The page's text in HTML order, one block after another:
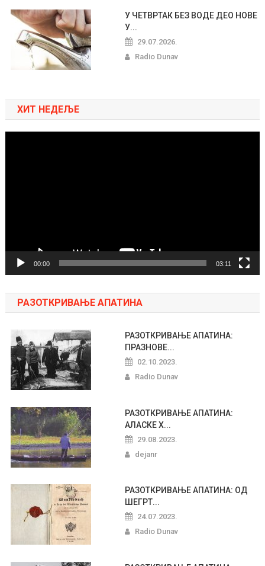
У ЧЕТВРТАК БЕЗ ВОДЕ ДЕО НОВЕ
У...
29.07.2026.
Radio Dunav
ХИТ НЕДЕЉЕ
00:00 03:11
РАЗОТКРИВАЊЕ АПАТИНА
РАЗОТКРИВАЊЕ АПАТИНА:
ПРАЗНОВЕ...
02.10.2023.
Radio Dunav
РАЗОТКРИВАЊЕ АПАТИНА:
АЛАСКЕ Х...
29.08.2023.
dejanr
РАЗОТКРИВАЊЕ АПАТИНА: ОД
ШЕГРТ...
24.07.2023.
Radio Dunav